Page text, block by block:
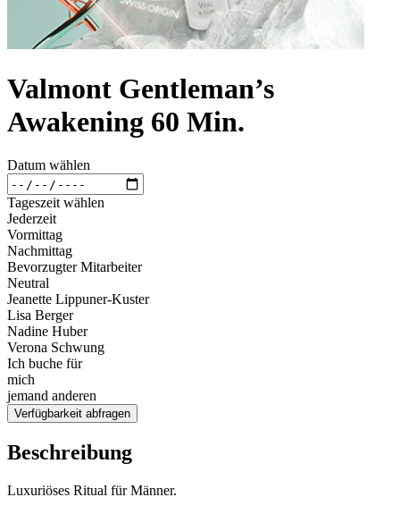
Valmont Gentleman’s
Awakening 60 Min.
Datum wählen
Tageszeit wählen
Jederzeit
Vormittag
Nachmittag
Bevorzugter Mitarbeiter
Neutral
Jeanette Lippuner-Kuster
Lisa Berger
Nadine Huber
Verona Schwung
Ich buche für
mich
jemand anderen
Verfügbarkeit abfragen
Beschreibung
Luxuriöses Ritual für Männer.